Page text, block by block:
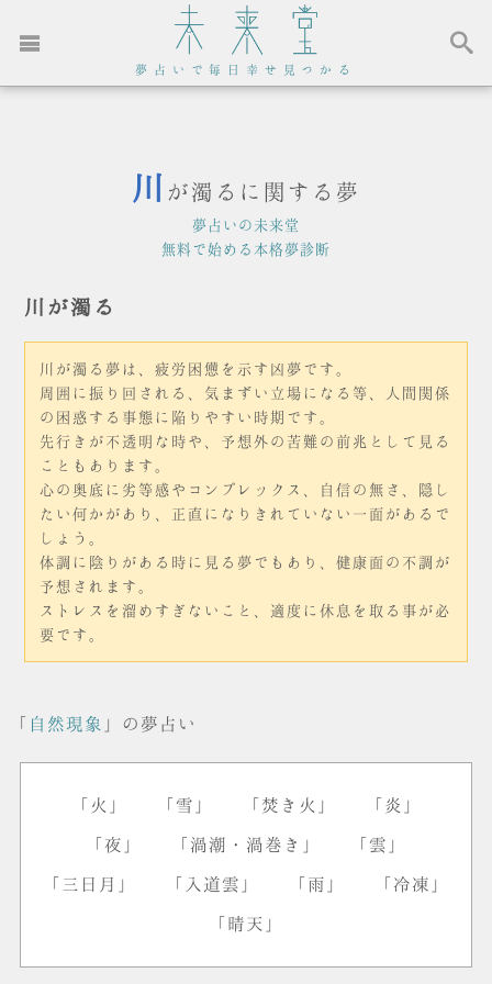
夢占いで毎日幸せ見つかる
川 が濁るに関する夢
夢占いの未来堂
無料で始める本格夢診断
川が濁る
川が濁る夢は、疲労困憊を示す凶夢です。
周囲に振り回される、気まずい立場になる等、人間関係
の困惑する事態に陥りやすい時期です。
先行きが不透明な時や、予想外の苦難の前兆として見る
こともあります。
心の奥底に劣等感やコンプレックス、自信の無さ、隠し
たい何かがあり、正直になりきれていない一面があるで
しょう。
体調に陰りがある時に見る夢でもあり、健康面の不調が
予想されます。
ストレスを溜めすぎないこと、適度に休息を取る事が必
要です。
「 自然現象 」の夢占い
「火」 「雪」 「焚き火」 「炎」
「夜」 「渦潮・渦巻き」 「雲」
「三日月」 「入道雲」 「雨」 「冷凍」
「晴天」